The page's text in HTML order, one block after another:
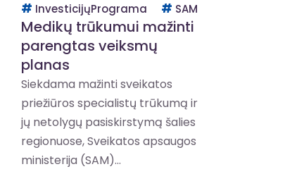
InvesticijųPrograma
SAM
Medikų trūkumui mažinti
parengtas veiksmų
planas
Siekdama mažinti sveikatos
priežiūros specialistų trūkumą ir
jų netolygų pasiskirstymą šalies
regionuose, Sveikatos apsaugos
ministerija (SAM)...